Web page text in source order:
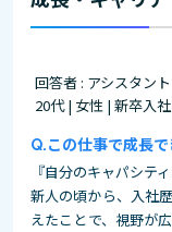
回答者 : アシスタント
20代 | 女性 | 新卒入
この仕事で成長
『自分のキャパシテ
新人の頃から、入社
えたことで、視野が